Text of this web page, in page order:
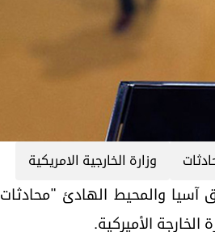
وزارة الخارجية الامريكية
شرق آسيا والمحيط الهادئ "محادثات
الأميركية.